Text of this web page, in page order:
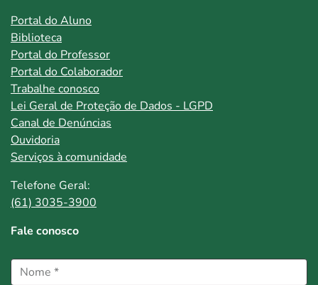
Portal do Aluno
Biblioteca
Portal do Professor
Portal do Colaborador
Trabalhe conosco
Lei Geral de Proteção de Dados - LGPD
Canal de Denúncias
Ouvidoria
Serviços à comunidade
Telefone Geral:
(61) 3035-3900
Fale conosco